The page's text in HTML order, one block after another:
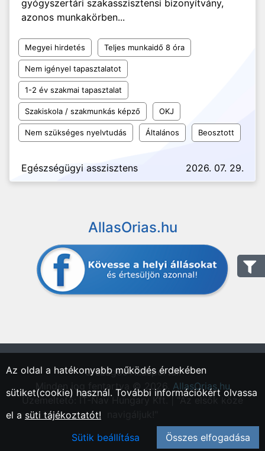
gyógyszertári szakasszisztensi bizonyítvány,
azonos munkakörben...
Megyei hirdetés Teljes munkaidő 8 óra
Nem igényel tapasztalatot
1-2 év szakmai tapasztalat
Szakiskola / szakmunkás képző OKJ
Nem szükséges nyelvtudás Általános Beosztott
Egészségügyi asszisztens 2026. 07. 29.
AllasOrias.hu
"Országos Állásportál."
Minden jog fentartva © 2026. AllasOrias.hu
Üzemeltető: IT-Nav Hungary Kft. | "Az elsők közé
Az oldal a hatékonyabb működés érdekében
sütiket(cookie) használ. További információkért olvassa
el a süti tájékoztatót!
Sütik beállítása
Összes elfogadása